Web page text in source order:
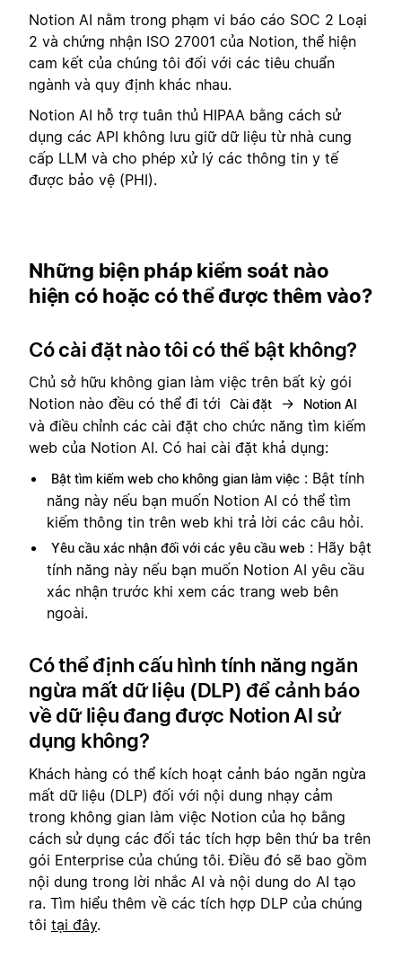
Notion AI nằm trong phạm vi báo cáo SOC 2 Loại
2 và chứng nhận ISO 27001 của Notion, thể hiện
cam kết của chúng tôi đối với các tiêu chuẩn
ngành và quy định khác nhau.
Notion AI hỗ trợ tuân thủ HIPAA bằng cách sử
dụng các API không lưu giữ dữ liệu từ nhà cung
cấp LLM và cho phép xử lý các thông tin y tế
được bảo vệ (PHI).
Những biện pháp kiểm soát nào
hiện có hoặc có thể được thêm vào?
Có cài đặt nào tôi có thể bật không?
Chủ sở hữu không gian làm việc trên bất kỳ gói
Notion nào đều có thể đi tới
Cài đặt → Notion AI
và điều chỉnh các cài đặt cho chức năng tìm kiếm
web của Notion AI. Có hai cài đặt khả dụng:
Bật tìm kiếm web cho không gian làm việc : Bật tính
năng này nếu bạn muốn Notion AI có thể tìm
kiếm thông tin trên web khi trả lời các câu hỏi.
Yêu cầu xác nhận đối với các yêu cầu web : Hãy bật
tính năng này nếu bạn muốn Notion AI yêu cầu
xác nhận trước khi xem các trang web bên
ngoài.
Có thể định cấu hình tính năng ngăn
ngừa mất dữ liệu (DLP) để cảnh báo
về dữ liệu đang được Notion AI sử
dụng không?
Khách hàng có thể kích hoạt cảnh báo ngăn ngừa
mất dữ liệu (DLP) đối với nội dung nhạy cảm
trong không gian làm việc Notion của họ bằng
cách sử dụng các đối tác tích hợp bên thứ ba trên
gói Enterprise của chúng tôi. Điều đó sẽ bao gồm
nội dung trong lời nhắc AI và nội dung do AI tạo
ra. Tìm hiểu thêm về các tích hợp DLP của chúng
tôi tại đây.